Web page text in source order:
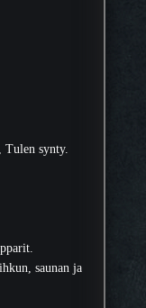
Tulen synty.
saunan ja